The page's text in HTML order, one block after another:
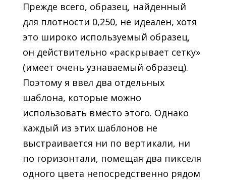
Прежде всего, образец, найденный
для плотности 0,250, не идеален, хотя
это широко используемый образец,
он действительно «раскрывает сетку»
(имеет очень узнаваемый образец).
Поэтому я ввел два отдельных
шаблона, которые можно
использовать вместо этого. Однако
каждый из этих шаблонов не
выстраивается ни по вертикали, ни
по горизонтали, помещая два пикселя
одного цвета непосредственно рядом